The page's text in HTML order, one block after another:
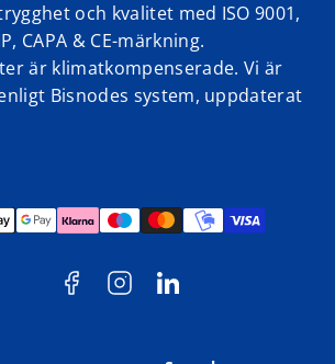
och kvalitet med ISO 9001,
CAPA & CE-märkning.
är klimatkompenserade. Vi är
Bisnodes system, uppdaterat
Betalningsmetoder